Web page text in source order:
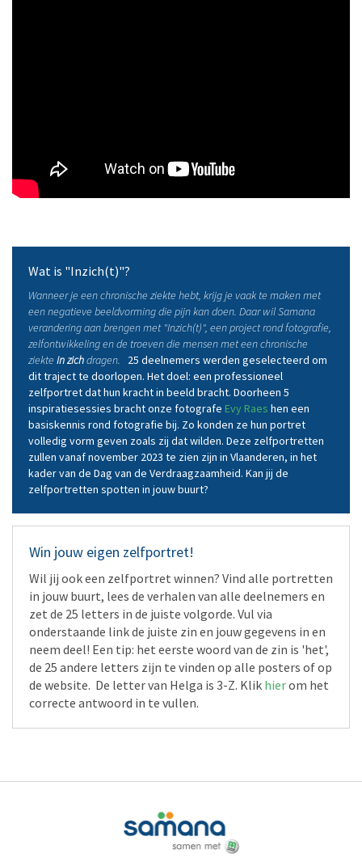
Wat is "Inzich(t)"?
Wanneer je een chronische ziekte hebt, krijg je vaak te maken met
een negatieve beeldvorming die pijn kan doen. Daar wil Samana
verandering aan brengen met "Inzich(t)", een project rond fotografie,
zelfontwikkeling en de troeven die mensen met een chronische
ziekte in zichdragen.
25 deelnemers werden geselecteerd om
dit traject te doorlopen. Het doel: een professioneel
zelfportret dat hun kracht in beeld bracht. Doorheen 5
inspiratiesessies bracht onze fotografe Evy Raes hen een
basiskennis rond fotografie bij. Zo konden ze hun portret
volledig vorm geven zoals zij dat wilden. Deze zelfportretten
zullen vanaf november 2023 te zien zijn in Vlaanderen, in het
kader van de Dag van de Verdraagzaamheid. Kan jij de
zelfportretten spotten in jouw buurt?
Win jouw eigen zelfportret!
Wil jij ook een zelfportret winnen? Vind alle portretten
in jouw buurt, lees de verhalen van alle deelnemers en
zet de 25 letters in de juiste volgorde. Vul via
onderstaande link de juiste zin en jouw gegevens in en
neem deel! Een tip: het eerste woord van de zin is 'het',
de 25 andere letters zijn te vinden op alle posters of op
de website. De letter van Helga is 3-Z. Klik hierom het
correcte antwoord in te vullen.